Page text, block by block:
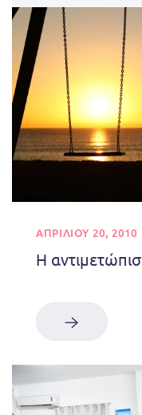
ΑΠΡΙΛΊΟΥ 20, 2010
Η